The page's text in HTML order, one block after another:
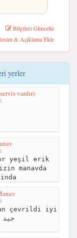
Bilgileri Güncelle
& Açıklama Ekle
yerler
vardır)
yeşil erik
manavda
çevrildi iyi
Orijinal جيد